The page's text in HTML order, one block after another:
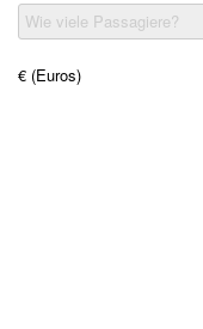
Wie viele Passagiere?
€ (Euros)